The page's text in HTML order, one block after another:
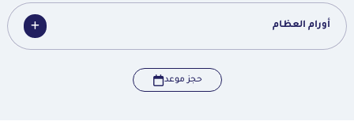
أورام العظام
حجز موعد